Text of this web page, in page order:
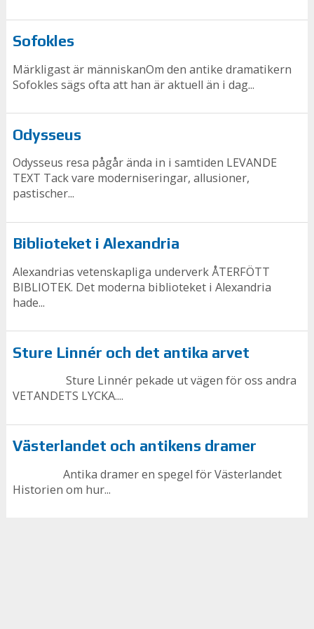
Sofokles
Märkligast är människanOm den antike dramatikern
Sofokles sägs ofta att han är aktuell än i dag...
Odysseus
Odysseus resa pågår ända in i samtiden LEVANDE
TEXT Tack vare moderniseringar, allusioner,
pastischer...
Biblioteket i Alexandria
Alexandrias vetenskapliga underverk ÅTERFÖTT
BIBLIOTEK. Det moderna biblioteket i Alexandria
hade...
Sture Linnér och det antika arvet
Sture Linnér pekade ut vägen för oss andra
VETANDETS LYCKA....
Västerlandet och antikens dramer
Antika dramer en spegel för Västerlandet
Historien om hur...